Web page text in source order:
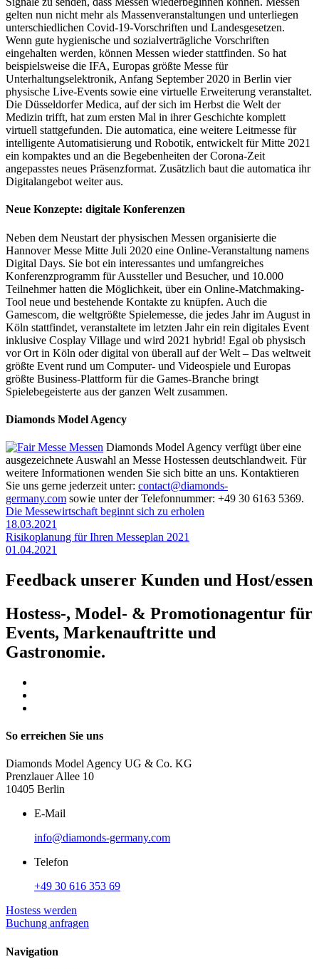
gelten nun nicht mehr als Massenveranstaltungen und unterliegen
unterschiedlichen Covid-19-Vorschriften und Landesgesetzen.
Wenn gute hygienische und sozialverträgliche Vorschriften
eingehalten werden, können Messen wieder stattfinden. So hat
beispielsweise die IFA, Europas größte Messe für
Unterhaltungselektronik, Anfang September 2020 in Berlin vier
physische Live-Events sowie eine virtuelle Erweiterung veranstaltet.
Die Düsseldorfer Medica, auf der sich im Herbst die Welt der
Medizin trifft, hat zum ersten Mal in ihrer Geschichte komplett
virtuell stattgefunden. Die automatica, eine weitere Leitmesse für
intelligente Automatisierung und Robotik, entwickelt für Mitte 2021
ein kompaktes und an die Begebenheiten der Corona-Zeit
angepasstes neues Präsenzformat. Zusätzlich baut die automatica ihr
Digitalangebot weiter aus.
Neue Konzepte: digitale Konferenzen
Neben dem Neustart der physischen Messen organisierte die
Hannover Messe Mitte Juli 2020 eine Online-Veranstaltung namens
Digital Days. Sie bot ein interessantes und umfangreiches
Konferenzprogramm für Aussteller und Besucher, und 10.000
Teilnehmer hatten die Möglichkeit, über ein Online-Matchmaking-
Tool neue und bestehende Kontakte zu knüpfen. Auch die
Gamescom, die weltgrößte Spielemesse, die jedes Jahr im August in
Köln stattfindet, veranstaltete im letzten Jahr ein rein digitales Event
inklusive Cosplay Village und wird 2021 hybrid! Egal ob physisch
vor Ort in Köln oder digital von überall auf der Welt – Das weltweit
größte Event rund um Computer- und Videospiele und Europas
größte Business-Plattform für die Games-Branche bringt
Spielebegeisterte aus der ganzen Welt zusammen.
Diamonds Model Agency
Diamonds Model Agency verfügt über eine
ausgezeichnete Auswahl an Messe Hostessen deutschlandweit. Für
weitere Informationen wenden Sie sich bitte an uns. Kontaktieren
Sie uns gerne jederzeit unter: contact@diamonds-
germany.com sowie unter der Telefonnummer: +49 30 6163 5369.
Die Messewirtschaft beginnt sich zu erholen
18.03.2021
Risikoplanung für Ihren Messeplan 2021
01.04.2021
Feedback unserer Kunden und Host/essen
Hostess-, Model- & Promotionagentur für
Events, Markenauftritte und
Gastronomie.
So erreichen Sie uns
Diamonds Model Agency UG & Co. KG
Prenzlauer Allee 10
10405 Berlin
E-Mail
info@diamonds-germany.com
Telefon
+49 30 616 353 69
Hostess werden
Buchung anfragen
Navigation